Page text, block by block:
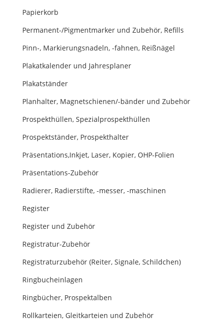
Papierkorb
Permanent-/Pigmentmarker und Zubehör, Refills
Pinn-, Markierungsnadeln, -fahnen, Reißnägel
Plakatkalender und Jahresplaner
Plakatständer
Planhalter, Magnetschienen/-bänder und Zubehör
Prospekthüllen, Spezialprospekthüllen
Prospektständer, Prospekthalter
Präsentations,Inkjet, Laser, Kopier, OHP-Folien
Präsentations-Zubehör
Radierer, Radierstifte, -messer, -maschinen
Register
Register und Zubehör
Registratur-Zubehör
Registraturzubehör (Reiter, Signale, Schildchen)
Ringbucheinlagen
Ringbücher, Prospektalben
Rollkarteien, Gleitkarteien und Zubehör